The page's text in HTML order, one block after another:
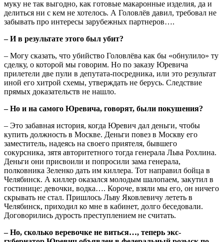
муку не так выгодно, как готовые макаронные изделия, да и
делиться ни с кем не хотелось. А Головлёв давил, требовал не
забывать про интересы зарубежных партнеров….
– И в результате этого был убит?
– Могу сказать, что убийство Головлёва как бы «обнулило» ту
сделку, о которой мы говорим. Но по заказу Юревича
прилетели две пули в депутата-посредника, или это результат
иной его хитрой схемы, утверждать не берусь. Следствие
прямых доказательств не нашло.
– Но и на самого Юревича, говорят, были покушения?
– Это забавная история, когда Юревич дал деньги, чтобы
купить должность в Москве. Деньги повез в Москву его
заместитель, надеясь на своего приятеля, бывшего
сокурсника, зятя авторитетного тогда генерала Льва Рохлина.
Деньги они присвоили и попросили зама генерала,
полковника Зеленко дать им киллера. Тот направил бойца в
Челябинск. А киллер оказался молодым шалопаем, закутил в
гостинице: девочки, водка…. Короче, взяли мы его, он ничего
скрывать не стал. Пришлось Льву Яковлевичу лететь в
Челябинск, приходил ко мне в кабинет, долго беседовали.
Договорились дурость преступлением не считать.
– Но, сколько веревочке не виться…, теперь экс-